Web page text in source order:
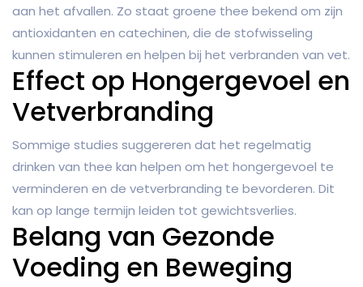
aan het afvallen. Zo staat groene thee bekend om zijn
antioxidanten en catechinen, die de stofwisseling
kunnen stimuleren en helpen bij het verbranden van vet.
Effect op Hongergevoel en
Vetverbranding
Sommige studies suggereren dat het regelmatig
drinken van thee kan helpen om het hongergevoel te
verminderen en de vetverbranding te bevorderen. Dit
kan op lange termijn leiden tot gewichtsverlies.
Belang van Gezonde
Voeding en Beweging